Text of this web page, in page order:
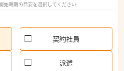
始時期の目安を選択してください
契約社員
派遣